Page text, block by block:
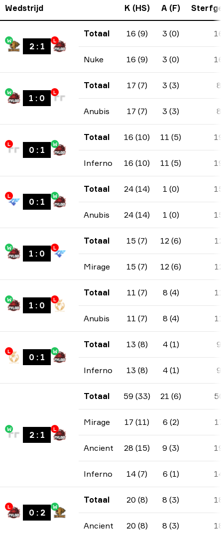
Wedstrijd K (HS) A (F)
W
2: 1
L
Totaal 16 (9) 3 (0) 16
Nuke 16 (9) 3 (0) 16
W
1 : 0
L
Totaal 17 (7) 3 (3) 8
Anubis 17 (7) 3 (3) 8
L
0 : 1
W
Totaal 16 (10) 11 (5) 19
Inferno 16 (10) 11 (5) 19
L
0 : 1
W
Totaal 24 (14) 1 (0) 15
Anubis 24 (14) 1 (0) 15
W
1 : 0
L
Totaal 15 (7) 12 (6) 12
Mirage 15 (7) 12 (6) 12
W
1 : 0
L
Totaal 11 (7) 8 (4) 11
Anubis 11 (7) 8 (4) 11
L
0 : 1
W
Totaal 13 (8) 4 (1) 9
Inferno 13 (8) 4 (1) 9
W
2: 1
L
Totaal 59 (33) 21 (6)
Mirage 17 (11) 6 (2) 17
Ancient 28 (15) 9 (3) 19
Inferno 14 (7) 6 (1) 14
L
0 : 2
W
Totaal 20 (8) 8 (3) 18
Ancient 20 (8) 8 (3) 18